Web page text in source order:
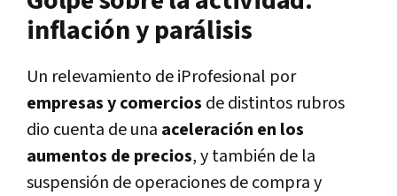
inflación y parálisis
Un relevamiento de iProfesional por
empresas y comercios de distintos rubros
dio cuenta de una aceleración en los
aumentos de precios, y también de la
suspensión de operaciones de compra y